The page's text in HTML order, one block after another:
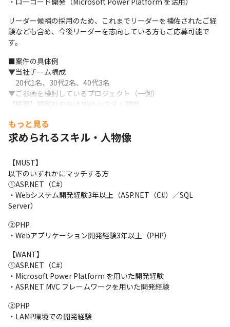
リーダー候補の採用のため、これまでリーダーを補佐されたご経
験なども含め、今後リーダーを志向している方もご応募可能で
す。
■案件の具体例
▼当社チーム構成
20代1名、30代2名、40代3名
▼ご参画を検討しているプロジェクト（一例）
【概要】顧客社内向け Webシステム開発
【言語】ASP.NET MVC（C#）、JavaScript
【DB】SQL Server
【期間】2019/4～ 継続中
もっと見る
求められるスキル・人物像
【MUST】
以下のいずれかにマッチする方
①ASP.NET（C#）
・Webシステム開発経験3年以上（ASP.NET（C#）／SQL
Server）
②PHP
・Webアプリケーション開発経験3年以上（PHP）
【WANT】
①ASP.NET（C#）
・Microsoft Power Platform を用いた開発経験
・ASP.NET MVC フレームワークを用いた開発経験
②PHP
・LAMP環境での開発経験